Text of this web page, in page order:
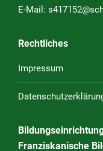
E-Mail:
Rechtliches
Impressum
Franziskanische